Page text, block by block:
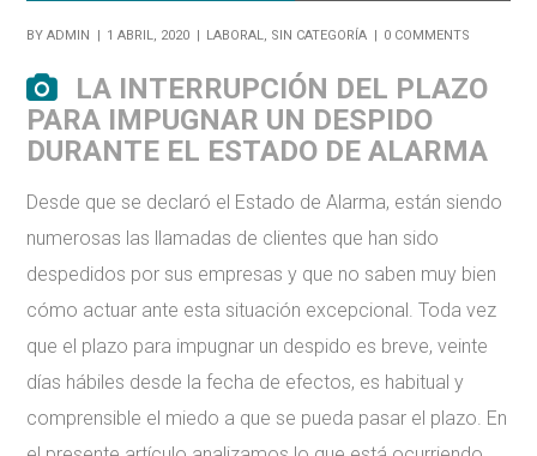
BYADMIN 1 ABRIL, 2020 LABORAL, SIN CATEGORÍA 0 COMMENTS
LA INTERRUPCIÓN DEL PLAZO
PARA IMPUGNAR UN DESPIDO
DURANTE EL ESTADO DE ALARMA
Desde que se declaró el Estado de Alarma, están siendo
numerosas las llamadas de clientes que han sido
despedidos por sus empresas y que no saben muy bien
cómo actuar ante esta situación excepcional. Toda vez
que el plazo para impugnar un despido es breve, veinte
días hábiles desde la fecha de efectos, es habitual y
comprensible el miedo a que se pueda pasar el plazo. En